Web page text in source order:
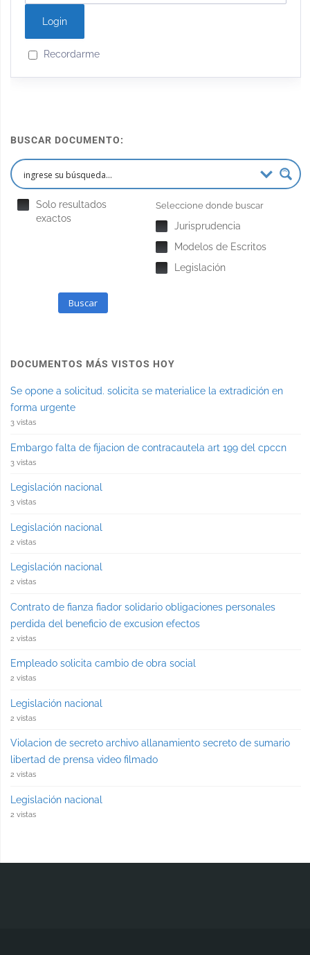
Recordarme
BUSCAR DOCUMENTO:
Solo resultados
exactos
Seleccione donde buscar
Jurisprudencia
Modelos de Escritos
Legislación
Buscar
DOCUMENTOS MÁS VISTOS HOY
Se opone a solicitud. solicita se materialice la extradición en
forma urgente
3 vistas
Embargo falta de fijacion de contracautela art 199 del cpccn
3 vistas
Legislación nacional
3 vistas
Legislación nacional
2 vistas
Legislación nacional
2 vistas
Contrato de fianza fiador solidario obligaciones personales
perdida del beneficio de excusion efectos
2 vistas
Empleado solicita cambio de obra social
2 vistas
Legislación nacional
2 vistas
Violacion de secreto archivo allanamiento secreto de sumario
libertad de prensa video filmado
2 vistas
Legislación nacional
2 vistas